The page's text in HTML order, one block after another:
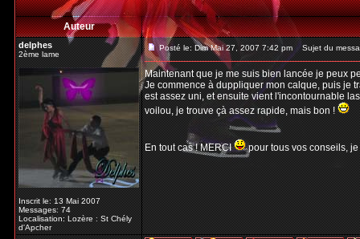
Auteur
delphes
2ème lame
Inscrit le: 13 Mai 2007
Messages: 74
Localisation: Lozère : St Chély
d'Apcher
Posté le: Dim Mai 27, 2007 7:42 pm Sujet du
Maintenant que je me suis bien lancée je peux
Je commence à duppliquer mon calque, puis je
est assez uni, et ensuite vient l'incontournable
voilou, je trouve çà assez rapide, mais bon !
En tout cas ! MERCI pour tous vos conseils,